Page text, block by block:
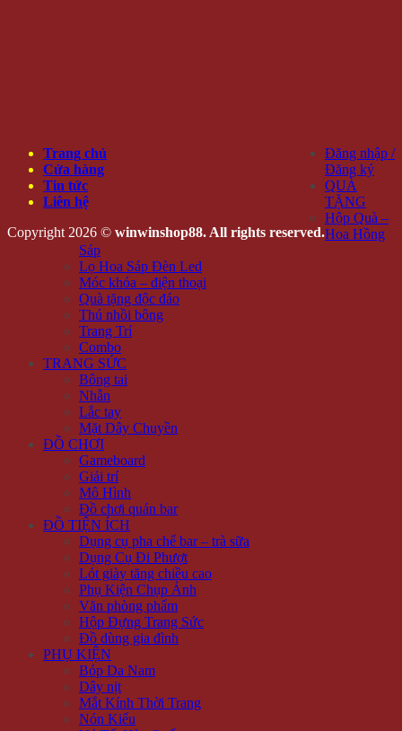
Trang chủ
Cửa hàng
Tin tức
Liên hệ
Copyright 2026 © winwinshop88. All rights reserved.
Đăng nhập /
Đăng ký
QUÀ
TẶNG
Hộp Quà –
Hoa Hồng
Sáp
Lọ Hoa Sáp Đèn Led
Móc khóa – điện thoại
Quà tặng độc đáo
Thú nhồi bông
Trang Trí
Combo
TRANG SỨC
Bông tai
Nhẫn
Lắc tay
Mặt Dây Chuyền
ĐỒ CHƠI
Gameboard
Giải trí
Mô Hình
Đồ chơi quán bar
ĐỒ TIỆN ÍCH
Dụng cụ pha chế bar – trà sữa
Dụng Cụ Đi Phượt
Lót giày tăng chiều cao
Phụ Kiện Chụp Ảnh
Văn phòng phẩm
Hộp Đựng Trang Sức
Đồ dùng gia đình
PHỤ KIỆN
Bóp Da Nam
Dây nịt
Mắt Kính Thời Trang
Nón Kiểu